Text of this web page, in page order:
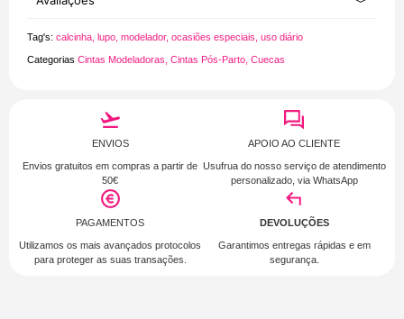
Tag's: calcinha lupo modelador, ocasiões especiais uso diário
Categorias Cintas Modeladoras Cintas Pós-Parto Cuecas
ENVIOS
Envios gratuitos em compras a partir de
50€
APOIO AO CLIENTE
Usufrua do nosso serviço de atendimento
personalizado, via WhatsApp
PAGAMENTOS
Utilizamos os mais avançados protocolos
para proteger as suas transações.
DEVOLUÇÕES
Garantimos entregas rápidas e em
segurança.